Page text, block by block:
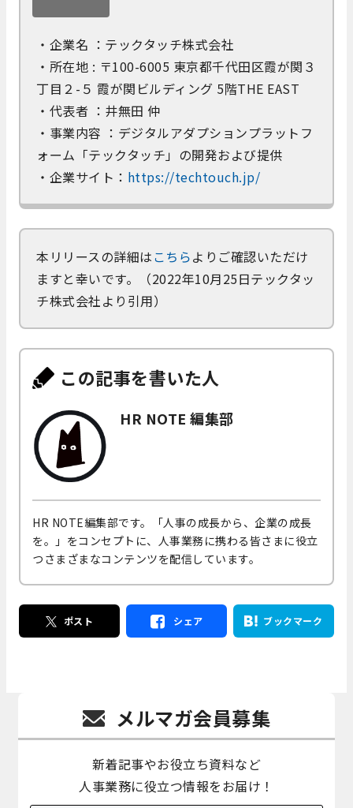
・企業名 ：テックタッチ株式会社
・所在地 : 〒100-6005 東京都千代田区霞が関３
丁目２-５ 霞が関ビルディング 5階THE EAST
・代表者 ：井無田 仲
・事業内容 ：デジタルアダプションプラットフ
ォーム「テックタッチ」の開発および提供
・企業サイト： https://techtouch.jp/
本リリースの詳細はこちらよりご確認いただけ
ますと幸いです。（2022年10月25日テックタッ
チ株式会社より引用）
この記事を書いた人
HR NOTE 編集部
HR NOTE編集部です。「人事の成長から、企業の成長
を。」をコンセプトに、人事業務に携わる皆さまに役立
つさまざまなコンテンツを配信しています。
ポスト シェア ブックマーク
メルマガ会員募集
新着記事やお役立ち資料など
人事業務に役立つ情報をお届け！